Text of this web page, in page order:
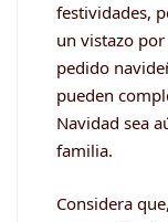
festividades,
un vistazo
pedido
pueden
Navidad sea
familia.
Considera